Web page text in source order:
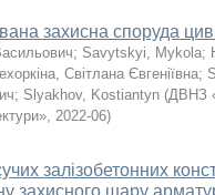
захисна споруда
; Savytskyi, Mykola;
Світлана Євгеніївна;
; Slyakhov, Kostiantyn (ДВНЗ
, 2022-06)
залізобетонних
захисного шару